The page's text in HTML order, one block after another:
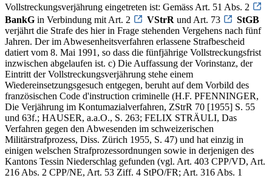
Vollstreckungsverjährung eingetreten ist: Gemäss Art. 51 Abs. 2
BankG in Verbindung mit Art. 2 VStrR und Art. 73
StGB
verjährt die Strafe des hier in Frage stehenden Vergehens nach fünf
Jahren. Der im Abwesenheitsverfahren erlassene Strafbescheid
datiert vom 8. Mai 1991, so dass die fünfjährige Vollstreckungsfrist
inzwischen abgelaufen ist. c) Die Auffassung der Vorinstanz, der
Eintritt der Vollstreckungsverjährung stehe einem
Wiedereinsetzungsgesuch entgegen, beruht auf dem Vorbild des
französischen Code d'instruction criminelle (H.F. PFENNINGER,
Die Verjährung im Kontumazialverfahren, ZStrR 70 [1955] S. 55
und 63f.; HAUSER, a.a.O., S. 263; FELIX STRÄULI, Das
Verfahren gegen den Abwesenden im schweizerischen
Militärstrafprozess, Diss. Zürich 1955, S. 47) und hat einzig in
einigen welschen Strafprozessordnungen sowie in derjenigen des
Kantons Tessin Niederschlag gefunden (vgl. Art. 403 CPP/VD, Art.
216 Abs. 2 CPP/NE, Art. 53 Ziff. 4 StPO/FR; Art. 316 Abs. 1